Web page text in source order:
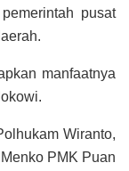
pusat
manfaatnya
Wiranto,
PMK Puan